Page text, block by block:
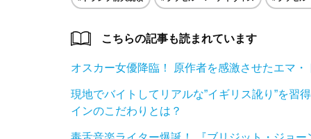
こちらの記事も読まれています
オスカー女優降臨！ 原作者を感激させたエマ・
現地でバイトしてリアルな”イギリス訛り”を習
インのこだわりとは？